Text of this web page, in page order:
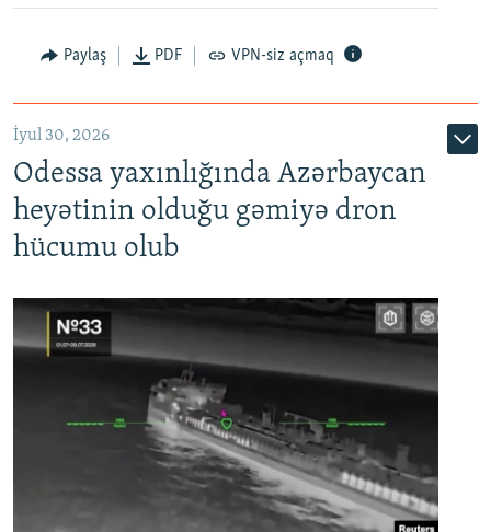
Paylaş PDF VPN-siz açmaq
İyul 30, 2026
Odessa yaxınlığında Azərbaycan
heyətinin olduğu gəmiyə dron
hücumu olub